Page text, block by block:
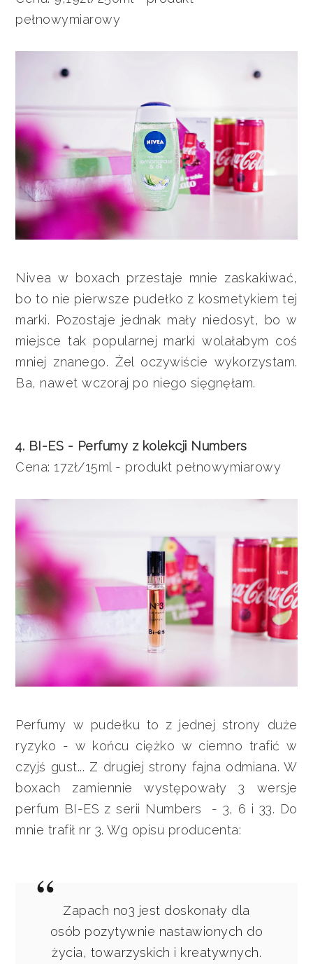
pełnowymiarowy
Nivea w boxach przestaje mnie zaskakiwać,
bo to nie pierwsze pudełko z kosmetykiem tej
marki. Pozostaje jednak mały niedosyt, bo w
miejsce tak popularnej marki wolałabym coś
mniej znanego. Żel oczywiście wykorzystam.
Ba, nawet wczoraj po niego sięgnęłam.
4. BI-ES - Perfumy z kolekcji Numbers
Cena: 17zł/15ml - produkt pełnowymiarowy
Perfumy w pudełku to z jednej strony duże
ryzyko - w końcu ciężko w ciemno trafić w
czyjś gust... Z drugiej strony fajna odmiana. W
boxach zamiennie występowały 3 wersje
perfum BI-ES z serii Numbers - 3, 6 i 33. Do
mnie trafił nr 3. Wg opisu producenta:
Zapach no3 jest doskonały dla
osób pozytywnie nastawionych do
życia, towarzyskich i kreatywnych.